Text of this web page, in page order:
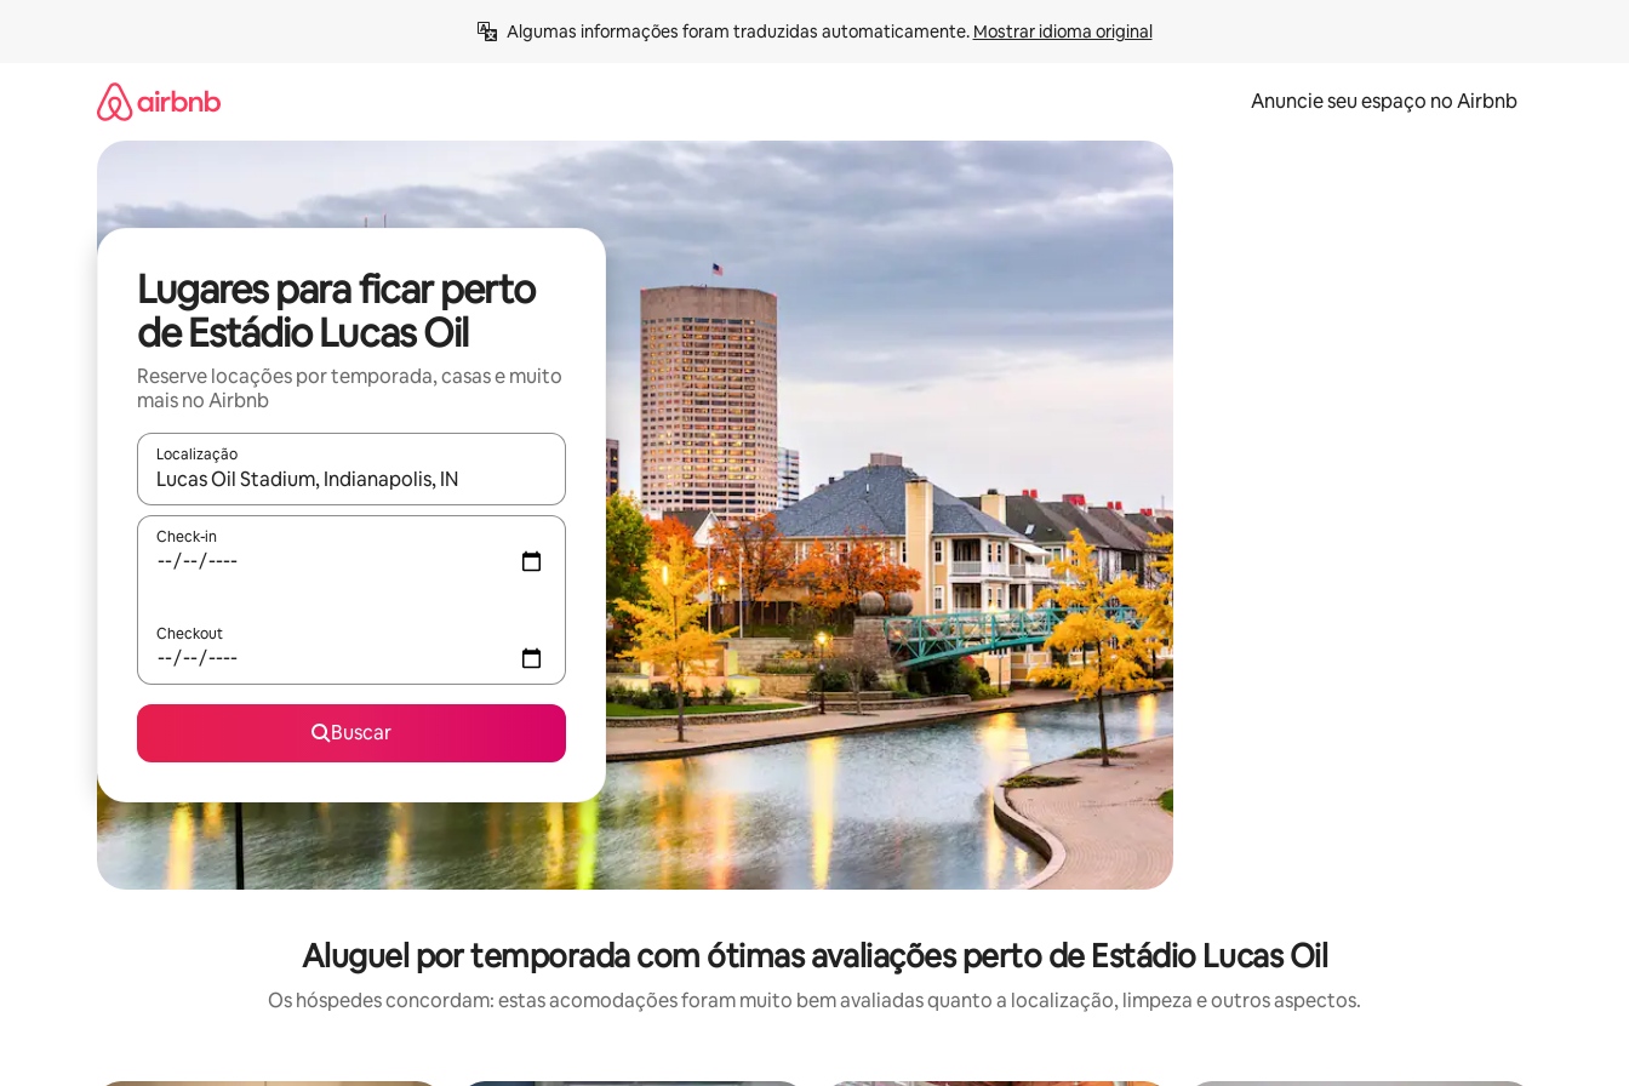
Algumas informações foram traduzidas automaticamente. Mostrar idioma original
Anuncie seu espaço no Airbnb
Lugares para ficar perto
de Estádio Lucas Oil
Reserve locações por temporada, casas e muito
mais no Airbnb
Localização
Quando os resultados estiverem disponíveis, explore-os usando as seta para cima e para baixo do teclado ou tocando e deslizando o dedo na tela.
Check-in
Checkout
Buscar
Aluguel por temporada com ótimas avaliações perto de Estádio Lucas Oil
Os hóspedes concordam: estas acomodações foram muito bem avaliadas quanto a localização, limpeza e outros aspectos.